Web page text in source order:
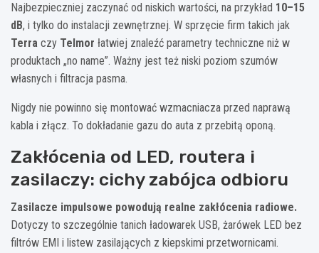
Najbezpieczniej zaczynać od niskich wartości, na przykład 10–15
dB, i tylko do instalacji zewnętrznej. W sprzęcie firm takich jak
Terra czy Telmor łatwiej znaleźć parametry techniczne niż w
produktach „no name”. Ważny jest też niski poziom szumów
własnych i filtracja pasma.
Nigdy nie powinno się montować wzmacniacza przed naprawą
kabla i złącz. To dokładanie gazu do auta z przebitą oponą.
Zakłócenia od LED, routera i
zasilaczy: cichy zabójca odbioru
Zasilacze impulsowe powodują realne zakłócenia radiowe.
Dotyczy to szczególnie tanich ładowarek USB, żarówek LED bez
filtrów EMI i listew zasilających z kiepskimi przetwornicami.